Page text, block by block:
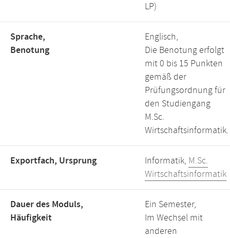
LP)
Sprache,
Benotung
Englisch,
Die Benotung erfolgt
mit 0 bis 15 Punkten
gemäß der
Prüfungsordnung für
den Studiengang
M.Sc.
Wirtschaftsinformatik.
Exportfach, Ursprung Informatik, M.Sc.
Wirtschaftsinformatik
Dauer des Moduls,
Häufigkeit
Ein Semester,
Im Wechsel mit
anderen